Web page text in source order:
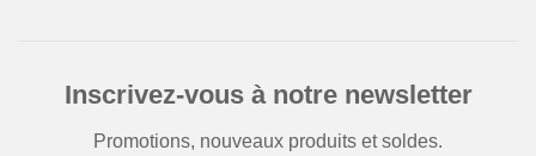
Inscrivez-vous à notre newsletter
Promotions, nouveaux produits et soldes.